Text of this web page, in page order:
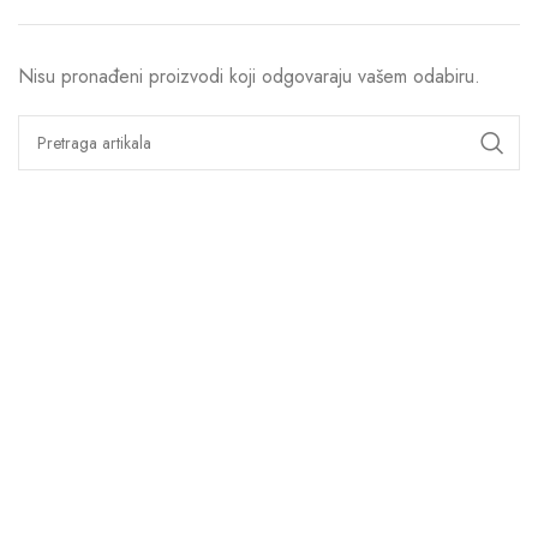
Nisu pronađeni proizvodi koji odgovaraju vašem odabiru.